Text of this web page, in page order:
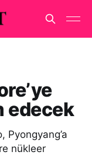
edecek
Pyongyang’a
nükleer